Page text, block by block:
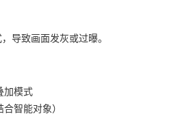
导致画面发灰或过曝。
加模式
智能对象）